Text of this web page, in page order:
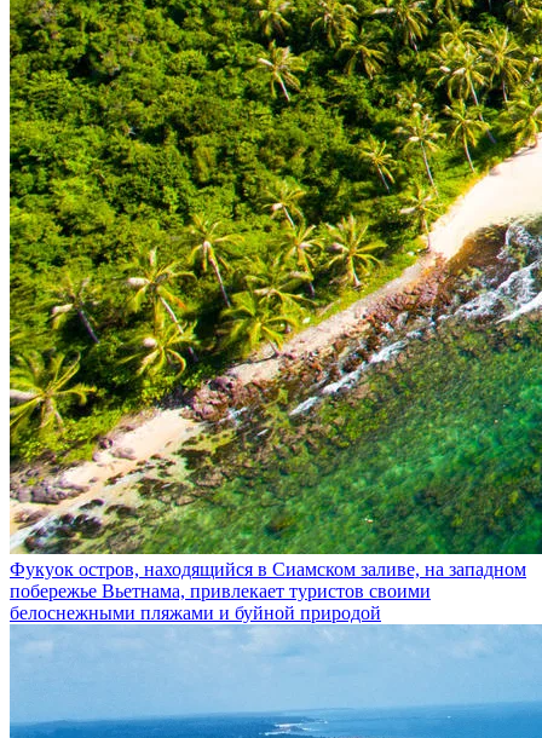
Фукуок остров, находящийся в Сиамском заливе, на западном
побережье Вьетнама, привлекает туристов своими
белоснежными пляжами и буйной природой